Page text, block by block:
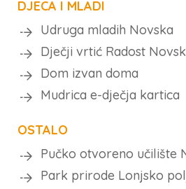
DJECA I MLADI
Udruga mladih Novska
Dječji vrtić Radost
Dom izvan doma
Mudrica e-dječja kartica
OSTALO
Pučko otvoreno učilište
Park prirode Lonjsko